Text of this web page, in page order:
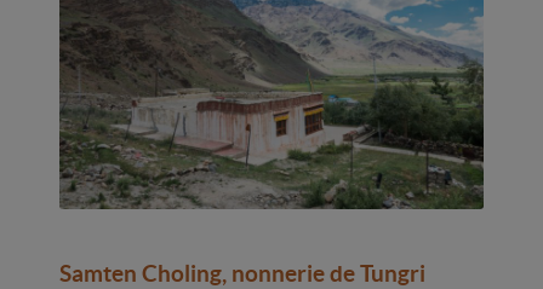
Samten Choling, nonnerie de Tungri